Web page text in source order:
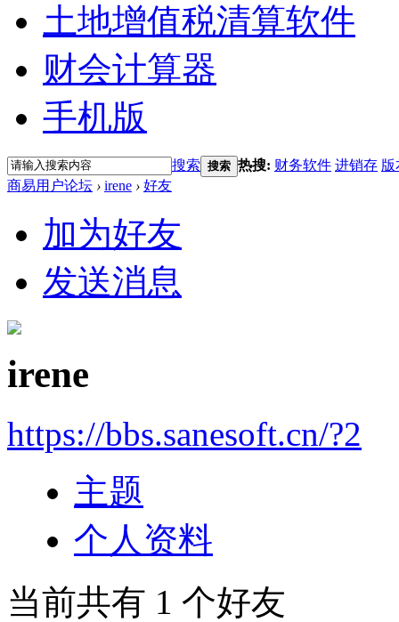
土地增值税清算软件
财会计算器
手机版
搜索 搜索 热搜: 财务软件 进销存 版
商易用户论坛 › irene › 好友
加为好友
发送消息
irene
https://bbs.sanesoft.cn/?2
主题
个人资料
当前共有 1 个好友